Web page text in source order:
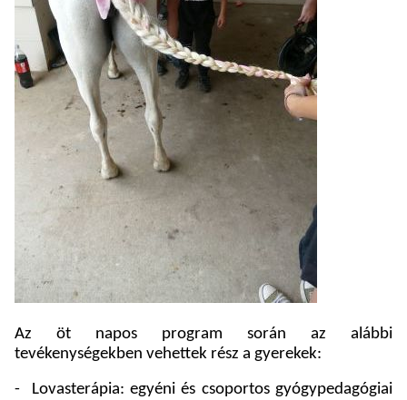
Az öt napos program során az alábbi
tevékenységekben vehettek rész a gyerekek:
-
Lovasterápia: egyéni és csoportos gyógypedagógiai